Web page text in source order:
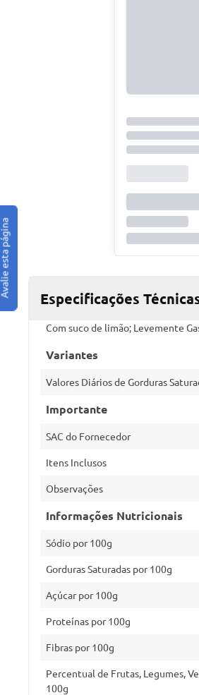
Especificações
Com suco de limão; Levemente
Variantes
Valores Diários de Gorduras
Importante
SAC do Fornecedor
Itens Inclusos
Observações
Informações Nutricionais
Sódio por 100g
Gorduras Saturadas por 100g
Açúcar por 100g
Proteínas por 100g
Fibras por 100g
Percentual de Frutas, Legumes,
100g